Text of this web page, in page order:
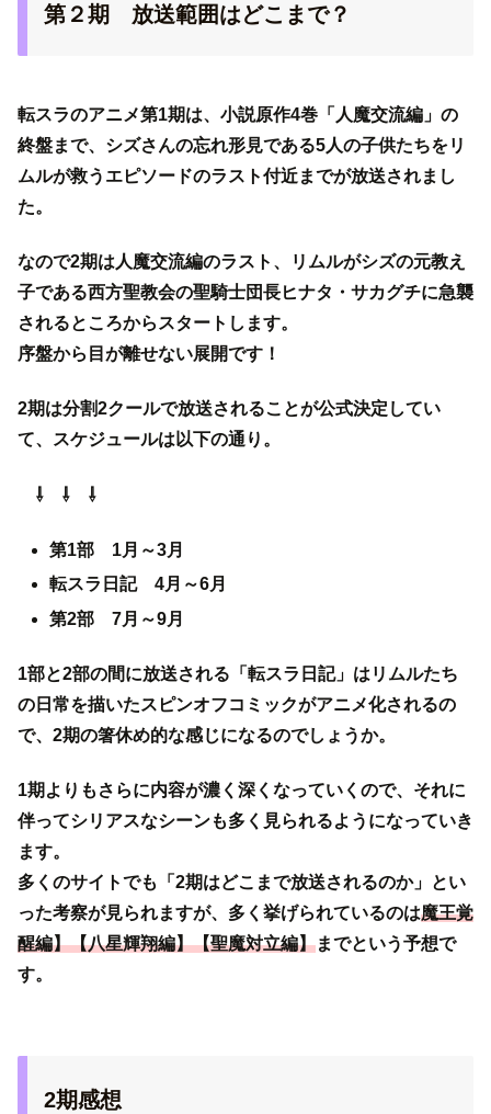
第２期 放送範囲はどこまで？
転スラのアニメ第1期は、小説原作4巻「人魔交流編」の
終盤まで、シズさんの忘れ形見である5人の子供たちをリ
ムルが救うエピソードのラスト付近までが放送されまし
た。
なので2期は人魔交流編のラスト、リムルがシズの元教え
子である西方聖教会の聖騎士団長ヒナタ・サカグチに急襲
されるところからスタートします。
序盤から目が離せない展開です！
2期は分割2クールで放送されることが公式決定してい
て、スケジュールは以下の通り。
⇩ ⇩ ⇩
第1部 1月～3月
転スラ日記 4月～6月
第2部 7月～9月
1部と2部の間に放送される「転スラ日記」はリムルたち
の日常を描いたスピンオフコミックがアニメ化されるの
で、2期の箸休め的な感じになるのでしょうか。
1期よりもさらに内容が濃く深くなっていくので、それに
伴ってシリアスなシーンも多く見られるようになっていき
ます。
多くのサイトでも「2期はどこまで放送されるのか」とい
った考察が見られますが、多く挙げられているのは魔王覚
醒編】【八星輝翔編】【聖魔対立編】までという予想で
す。
2期感想